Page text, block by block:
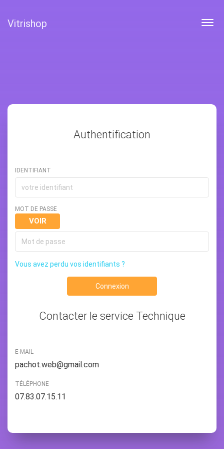
Vitrishop
Authentification
IDENTIFIANT
MOT DE PASSE
VOIR
Vous avez perdu vos identifiants ?
Connexion
Contacter le service Technique
E-MAIL
pachot.web@gmail.com
TÉLÉPHONE
07.83.07.15.11